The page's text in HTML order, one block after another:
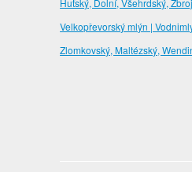
Huťský, Dolní, Všehrdský,
Velkopřevorský mlýn |
Zlomkovský, Maltézský,